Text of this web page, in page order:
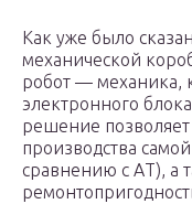
Как уже было
механической
робот — механика,
электронного
решение позволяет
производства
сравнению с АT), а